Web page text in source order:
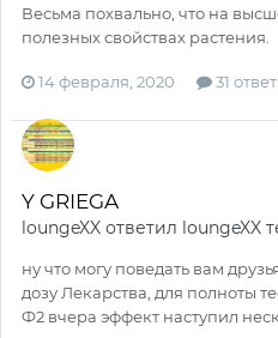
Весьма похвально, что на
полезных свойствах растения.
14 февраля, 2020 31 ответ
Y GRIEGA
loungeXX ответил loungeXX
ну что могу поведать вам
дозу Лекарства, для полноты
Ф2 вчера эффект наступил